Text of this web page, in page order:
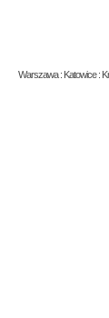
Warszawa : Katowice :